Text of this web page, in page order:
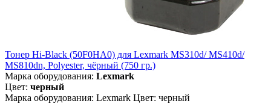
Тонер Hi-Black (50F0HA0) для Lexmark MS310d/ MS410d/
MS810dn, Polyester, чёрный (750 гр.)
Марка оборудования: Lexmark
Цвет: черный
Марка оборудования: Lexmark Цвет: черный